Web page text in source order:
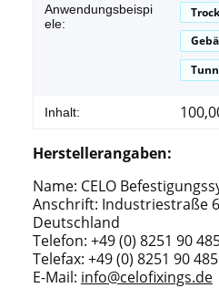
Anwendungsbeispi
ele:
Inhalt:
Herstellerangaben:
Name: CELO
Anschrift: Industriestraße
Deutschland
Telefon: +49 (0) 8251 90
Telefax: +49 (0) 8251 90
E-Mail: info@celofixings.de